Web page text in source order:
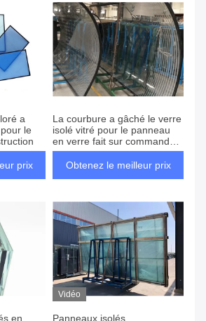
a
le
prix
La courbure a gâché le verre
isolé vitré pour le panneau
en verre fait sur commande
de dôme de Buidling
Obtenez le meilleur prix
en
Vidéo
Panneaux isolés